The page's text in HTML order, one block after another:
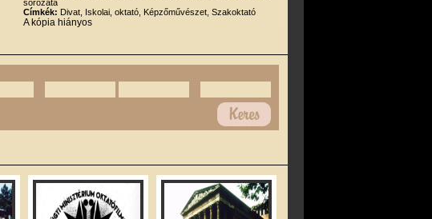
sorozata
Címkék: Divat, Iskolai, oktató, Képzőművészet, Szakoktató
A kópia hiányos